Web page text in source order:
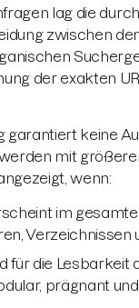
lag die
zwischen
der exakten
garantiert keine
mit
wenn:
im
Verzeichnissen
für die Lesbarkeit
prägnant